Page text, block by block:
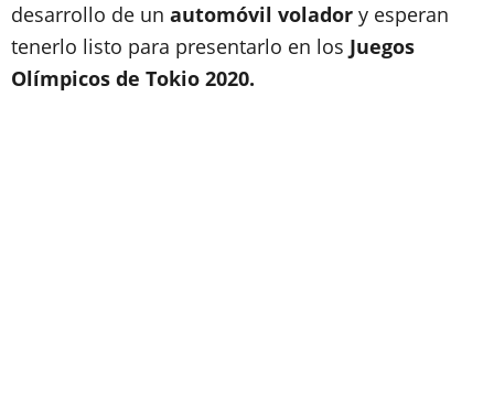
desarrollo de un automóvil volador y esperan
tenerlo listo para presentarlo en los Juegos
Olímpicos de Tokio 2020.